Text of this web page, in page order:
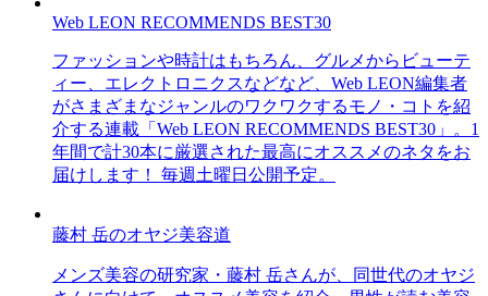
Web LEON RECOMMENDS BEST30
ファッションや時計はもちろん、グルメからビューテ
ィー、エレクトロニクスなどなど、Web LEON編集者
がさまざまなジャンルのワクワクするモノ・コトを紹
介する連載「Web LEON RECOMMENDS BEST30」。1
年間で計30本に厳選された最高にオススメのネタをお
届けします！ 毎週土曜日公開予定。
藤村 岳のオヤジ美容道
メンズ美容の研究家・藤村 岳さんが、同世代のオヤジ